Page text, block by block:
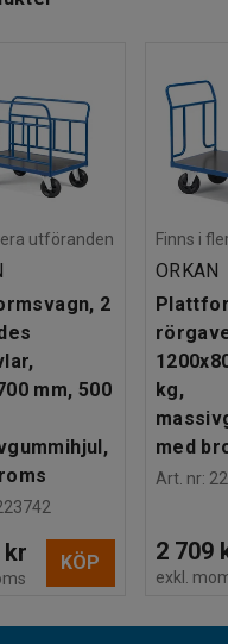
utföranden
2
mm, 500
kr KÖP
Finns i
ORKAN
kg,
med
Art. nr:
2 709
exkl.